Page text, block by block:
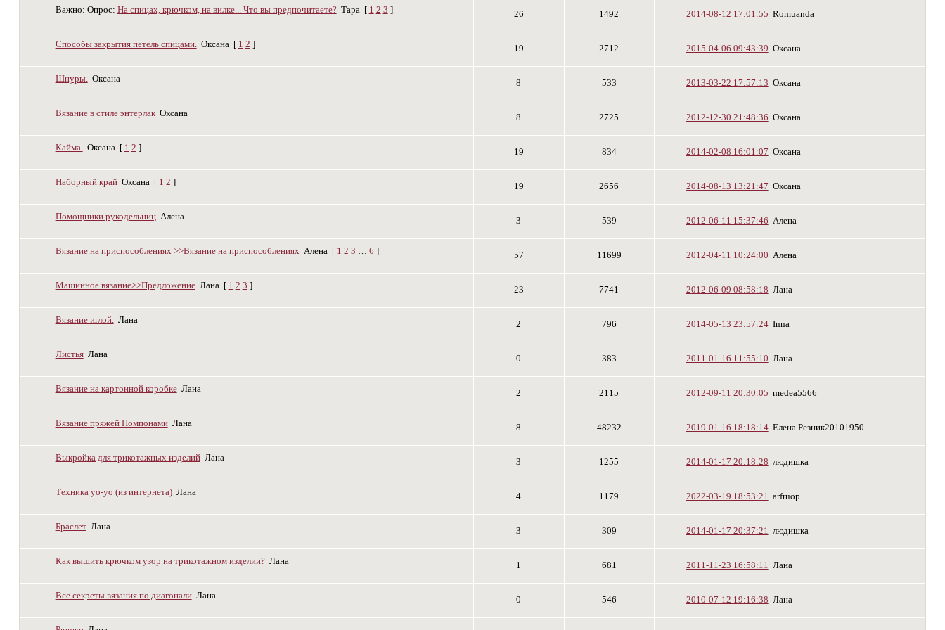
Важно: Опрос: На спицах, крючком, на вилке... Что вы предпочитаете? Тара [ 1 2 3 ] 26 1492 2014-08-12 17:01:55 Romuanda
Способы закрытия петель спицами. Оксана [ 1 2 ] 19 2712 2015-04-06 09:43:39 Оксана
Шнуры. Оксана 8 533 2013-03-22 17:57:13 Оксана
Вязание в стиле энтерлак Оксана 8 2725 2012-12-30 21:48:36 Оксана
Кайма. Оксана [ 1 2 ] 19 834 2014-02-08 16:01:07 Оксана
Наборный край Оксана [ 1 2 ] 19 2656 2014-08-13 13:21:47 Оксана
Помощники рукодельниц Алена 3 539 2012-06-11 15:37:46 Алена
Вязание на приспособлениях >>Вязание на приспособлениях Алена [ 1 2 3 … 6 ] 57 11699 2012-04-11 10:24:00 Алена
Машинное вязание>>Предложение Лана [ 1 2 3 ] 23 7741 2012-06-09 08:58:18 Лана
Вязание иглой. Лана 2 796 2014-05-13 23:57:24 Inna
Листья Лана 0 383 2011-01-16 11:55:10 Лана
Вязание на картонной коробке Лана 2 2115 2012-09-11 20:30:05 medea5566
Вязание пряжей Помпонами Лана 8 48232 2019-01-16 18:18:14 Eлена Резник20101950
Выкройка для трикотажных изделий Лана 3 1255 2014-01-17 20:18:28 людишка
Техника yo-yo (из интернета) Лана 4 1179 2022-03-19 18:53:21 arfruop
Браслет Лана 3 309 2014-01-17 20:37:21 людишка
Как вышить крючком узор на трикотажном изделии? Лана 1 681 2011-11-23 16:58:11 Лана
Все секреты вязания по диагонали Лана 0 546 2010-07-12 19:16:38 Лана